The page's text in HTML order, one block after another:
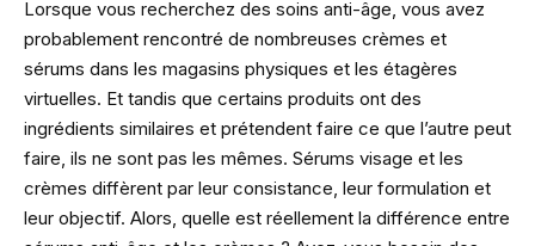
Lorsque vous recherchez des soins anti-âge, vous avez
probablement rencontré de nombreuses crèmes et
sérums dans les magasins physiques et les étagères
virtuelles. Et tandis que certains produits ont des
ingrédients similaires et prétendent faire ce que l’autre peut
faire, ils ne sont pas les mêmes. Sérums visage et les
crèmes diffèrent par leur consistance, leur formulation et
leur objectif. Alors, quelle est réellement la différence entre